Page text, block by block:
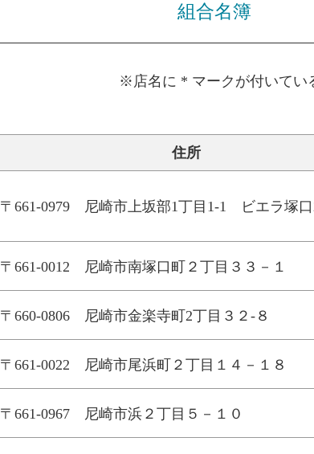
組合名簿
※店名に * マークが付いてい
住所
〒661-0979 尼崎市上坂部1丁目1-1 ビエラ塚口
〒661-0012 尼崎市南塚口町２丁目３３－１
〒660-0806 尼崎市金楽寺町2丁目３２-８
〒661-0022 尼崎市尾浜町２丁目１４－１８
〒661-0967 尼崎市浜２丁目５－１０